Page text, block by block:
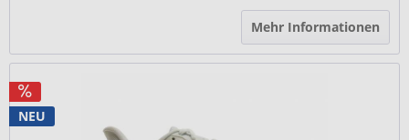
Mehr Informationen
NEU